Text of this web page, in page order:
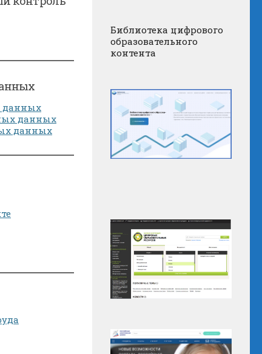
данных
данных
данных
Библиотека цифрового
образовательного
контента